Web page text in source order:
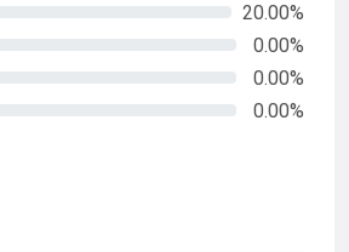
20.00%
0.00%
0.00%
0.00%